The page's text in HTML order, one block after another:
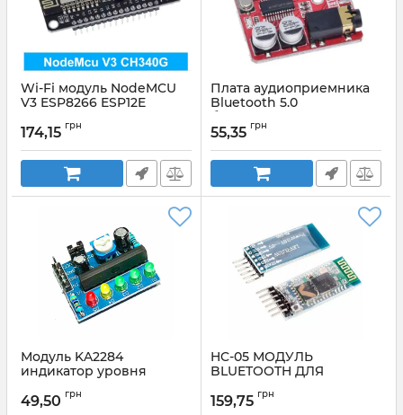
Wi-Fi модуль NodeMCU
V3 ESP8266 ESP12E
Артикул:
NodeMCU_V3_ESP8266-
174,15 грн
Плата аудиоприемника
Bluetooth 5.0
беспроводного стерео
музыкального модуля
Артикул: XY-BT-mini
55,35 грн
Модуль KA2284
индикатор уровня
49,50 грн
HC-05 МОДУЛЬ
BLUETOOTH ДЛЯ
Артикул: HC-05
159,75 грн